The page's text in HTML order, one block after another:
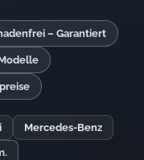
– Garantiert
Mercedes-Benz